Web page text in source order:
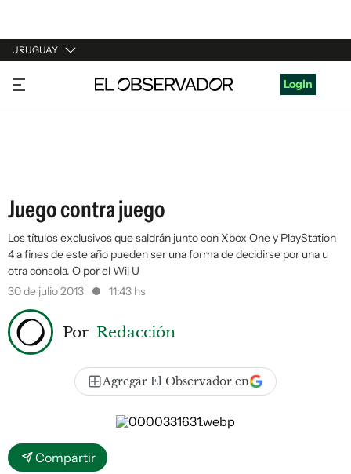
URUGUAY
URUGUAY
ARGENTINA
Login
Juego contra juego
Los títulos exclusivos que saldrán junto con Xbox One y PlayStation
4 a fines de este año pueden ser una forma de decidirse por una u
otra consola. O por el Wii U
30 de julio 2013
11:43 hs
Por Redacción
Agregar El Observador en
Compartir